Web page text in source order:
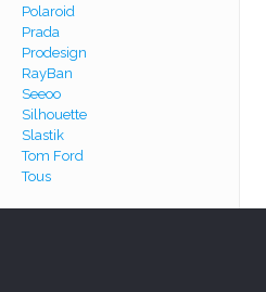
Polaroid
Prada
Prodesign
RayBan
Seeoo
Silhouette
Slastik
Tom Ford
Tous